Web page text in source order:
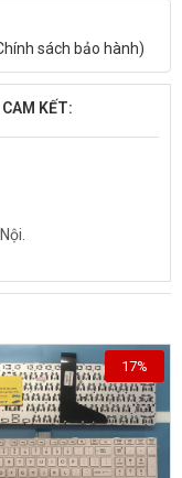
sách bảo hành)
KẾT:
17%